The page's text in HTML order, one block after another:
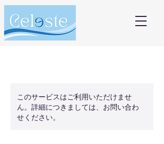
このサービスはご利用いただけませ
ん。詳細につきましては、お問い合わ
せください。